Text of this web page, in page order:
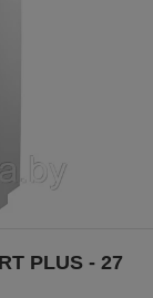
PLUS - 27